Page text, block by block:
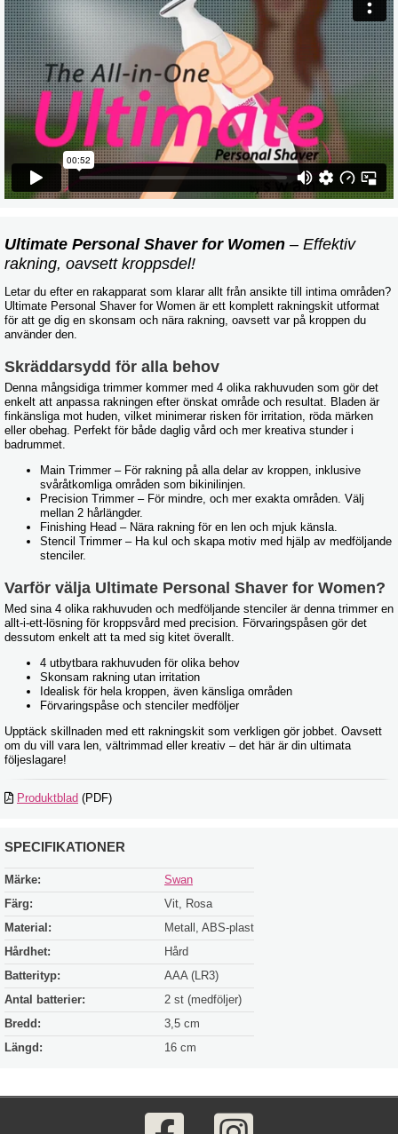
Ultimate Personal Shaver for Women – Effektiv
rakning, oavsett kroppsdel!
Letar du efter en rakapparat som klarar allt från ansikte till intima områden?
Ultimate Personal Shaver for Women är ett komplett rakningskit utformat
för att ge dig en skonsam och nära rakning, oavsett var på kroppen du
använder den.
Skräddarsydd för alla behov
Denna mångsidiga trimmer kommer med 4 olika rakhuvuden som gör det
enkelt att anpassa rakningen efter önskat område och resultat. Bladen är
finkänsliga mot huden, vilket minimerar risken för irritation, röda märken
eller obehag. Perfekt för både daglig vård och mer kreativa stunder i
badrummet.
Main Trimmer – För rakning på alla delar av kroppen, inklusive
svåråtkomliga områden som bikinilinjen.
Precision Trimmer – För mindre, och mer exakta områden. Välj
mellan 2 hårlängder.
Finishing Head – Nära rakning för en len och mjuk känsla.
Stencil Trimmer – Ha kul och skapa motiv med hjälp av medföljande
stenciler.
Varför välja Ultimate Personal Shaver for Women?
Med sina 4 olika rakhuvuden och medföljande stenciler är denna trimmer en
allt-i-ett-lösning för kroppsvård med precision. Förvaringspåsen gör det
dessutom enkelt att ta med sig kitet överallt.
4 utbytbara rakhuvuden för olika behov
Skonsam rakning utan irritation
Idealisk för hela kroppen, även känsliga områden
Förvaringspåse och stenciler medföljer
Upptäck skillnaden med ett rakningskit som verkligen gör jobbet. Oavsett
om du vill vara len, vältrimmad eller kreativ – det här är din ultimata
följeslagare!
Produktblad (PDF)
SPECIFIKATIONER
Märke:
Swan
Färg:
Vit, Rosa
Material:
Metall, ABS-plast
Hårdhet:
Hård
Batterityp:
AAA (LR3)
Antal batterier:
2 st (medföljer)
Bredd:
3,5 cm
Längd:
16 cm